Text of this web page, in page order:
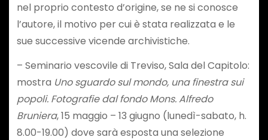
nel proprio contesto d’origine, se ne si conosce
l’autore, il motivo per cui è stata realizzata e le
sue successive vicende archivistiche.
– Seminario vescovile di Treviso, Sala del Capitolo:
mostra Uno sguardo sul mondo, una finestra sui
popoli. Fotografie dal fondo Mons. Alfredo
Bruniera, 15 maggio – 13 giugno (lunedì-sabato, h.
8.00-19.00) dove sarà esposta una selezione